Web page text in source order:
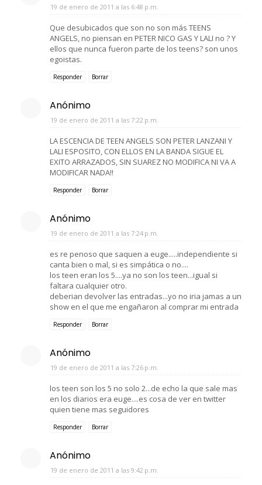
19 de enero de 2011 a las 6:48 p.m.
Que desubicados que son no son más TEENS
ANGELS, no piensan en PETER NICO GAS Y LALI no ? Y
ellos que nunca fueron parte de los teens? son unos
egoistas.
Responder Borrar
Anónimo
19 de enero de 2011 a las 7:22 p.m.
LA ESCENCIA DE TEEN ANGELS SON PETER LANZANI Y
LALI ESPOSITO, CON ELLOS EN LA BANDA SIGUE EL
EXITO ARRAZADOS, SIN SUAREZ NO MODIFICA NI VA A
MODIFICAR NADA!!
Responder Borrar
Anónimo
19 de enero de 2011 a las 7:24 p.m.
es re penoso que saquen a euge.....independiente si
canta bien o mal, si es simpática o no....
los teen eran los 5....ya no son los teen...igual si
faltara cualquier otro.
deberian devolver las entradas...yo no iria jamas a un
show en el que me engañaron al comprar mi entrada
Responder Borrar
Anónimo
19 de enero de 2011 a las 7:26 p.m.
los teen son los 5 no solo 2...de echo la que sale mas
en los diarios era euge....es cosa de ver en twitter
quien tiene mas seguidores
Responder Borrar
Anónimo
19 de enero de 2011 a las 9:42 p.m.